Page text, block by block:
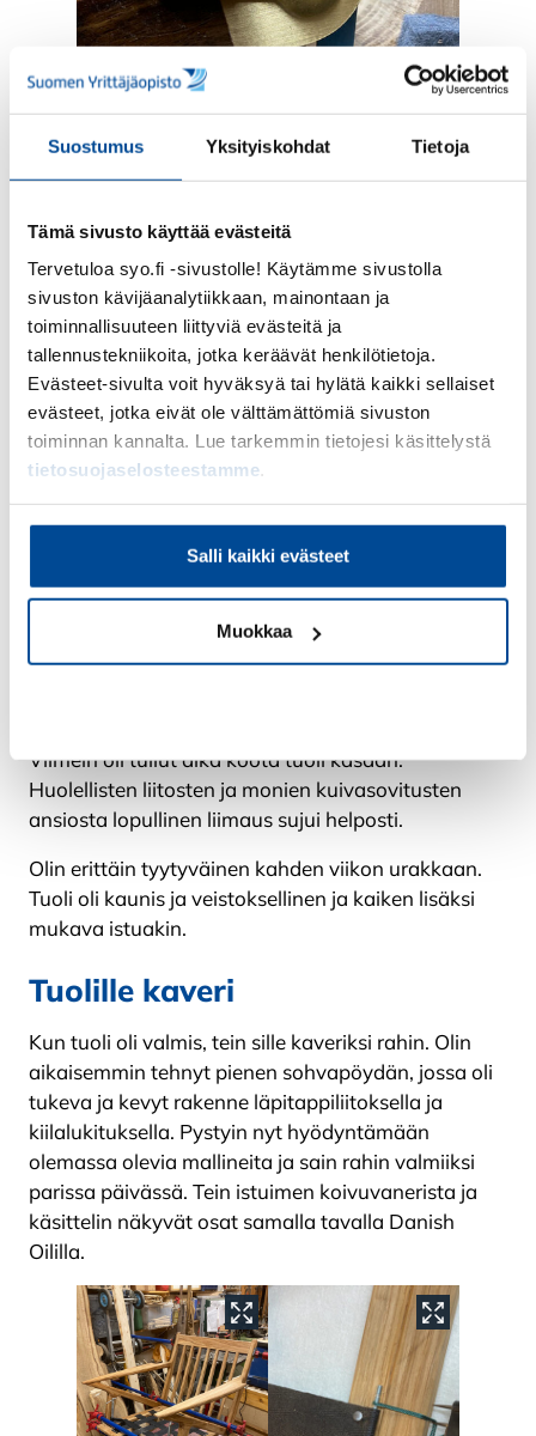
Suostumus Yksityiskohdat Tietoja
Tämä sivusto käyttää evästeitä
Tervetuloa syo.fi -sivustolle! Käytämme sivustolla
sivuston kävijäanalytiikkaan, mainontaan ja
toiminnallisuuteen liittyviä evästeitä ja
tallennustekniikoita, jotka keräävät henkilötietoja.
Evästeet-sivulta voit hyväksyä tai hylätä kaikki sellaiset
evästeet, jotka eivät ole välttämättömiä sivuston
toiminnan kannalta. Lue tarkemmin tietojesi käsittelystä
tietosuojaselosteestamme.
Salli kaikki evästeet
Muokkaa
Loppusuora: satulavyöt ja
kokoaminen
Kun kaikki osat olivat valmiit, pingotin satulavyöt
istuimeen.
Koska minulla ei ollut paineilmanitojaa, kiinnitin
vyöt nauloilla. Vyöt jäävät hieman näkyviin, ja tämä
koko tuolille.
Viimein oli tullut aika koota tuoli kasaan.
Huolellisten liitosten ja monien kuivasovitusten
ansiosta lopullinen liimaus sujui helposti.
Olin erittäin tyytyväinen kahden viikon urakkaan.
Tuoli oli kaunis ja veistoksellinen ja kaiken lisäksi
mukava istuakin.
Tuolille kaveri
Kun tuoli oli valmis, tein sille kaveriksi rahin. Olin
aikaisemmin tehnyt pienen sohvapöydän, jossa oli
tukeva ja kevyt rakenne läpitappiliitoksella ja
kiilalukituksella. Pystyin nyt hyödyntämään
olemassa olevia mallineita ja sain rahin valmiiksi
parissa päivässä. Tein istuimen koivuvanerista ja
käsittelin näkyvät osat samalla tavalla Danish
Oililla.